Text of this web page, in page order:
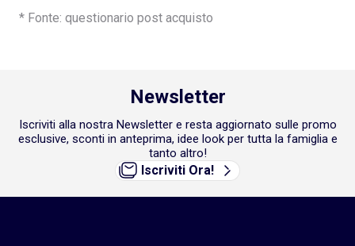
* Fonte: questionario post acquisto
Newsletter
Iscriviti alla nostra Newsletter e resta aggiornato sulle promo
esclusive, sconti in anteprima, idee look per tutta la famiglia e
tanto altro!
Iscriviti Ora!